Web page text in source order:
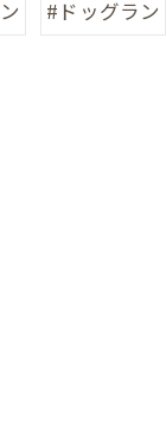
#ドッグラン